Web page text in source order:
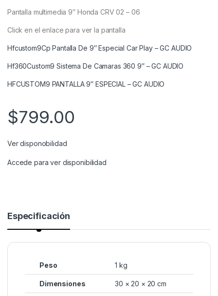
Pantalla multimedia 9″ Honda CRV 02 – 06
Click en el enlace para ver la pantalla
Hfcustom9Cp Pantalla De 9″ Especial Car Play – GC AUDIO
Hf360Custom9 Sistema De Camaras 360 9″ – GC AUDIO
HFCUSTOM9 PANTALLA 9″ ESPECIAL – GC AUDIO
$799.00
Ver disponobilidad
Accede para ver disponibilidad
Especificación
Peso 1 kg
Dimensiones 30 × 20 × 20 cm